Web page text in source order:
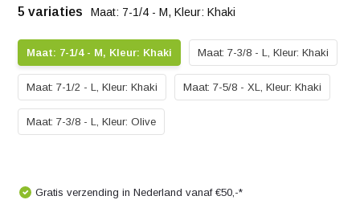
5 variaties Maat: 7-1/4 - M, Kleur: Khaki
Maat: 7-1/4 - M, Kleur: Khaki Maat: 7-3/8 - L, Kleur: Khaki
Maat: 7-1/2 - L, Kleur: Khaki Maat: 7-5/8 - XL, Kleur: Khaki
Maat: 7-3/8 - L, Kleur: Olive
Gratis verzending in Nederland vanaf €50,-*